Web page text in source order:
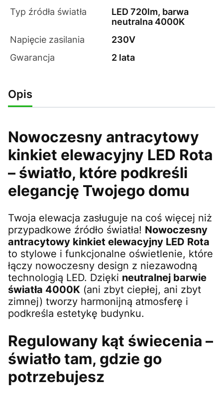
Typ źródła światła
LED 720lm, barwa
neutralna 4000K
Napięcie zasilania
230V
Gwarancja
2 lata
Opis
Nowoczesny antracytowy
kinkiet elewacyjny LED Rota
– światło, które podkreśli
elegancję Twojego domu
Twoja elewacja zasługuje na coś więcej niż
przypadkowe źródło światła! Nowoczesny
antracytowy kinkiet elewacyjny LED Rota
to stylowe i funkcjonalne oświetlenie, które
łączy nowoczesny design z niezawodną
technologią LED. Dzięki neutralnej barwie
światła 4000K (ani zbyt ciepłej, ani zbyt
zimnej) tworzy harmonijną atmosferę i
podkreśla estetykę budynku.
Regulowany kąt świecenia –
światło tam, gdzie go
potrzebujesz